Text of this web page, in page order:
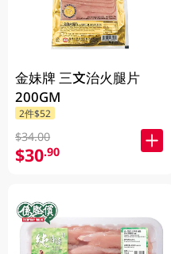
金妹牌 三文治火腿片
200GM
2件$52
$34.00
$30.90